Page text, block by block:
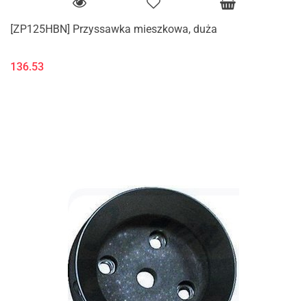
[ZP125HBN] Przyssawka mieszkowa, duża
136.53